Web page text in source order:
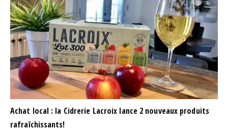
Achat local : la Cidrerie Lacroix lance 2 nouveaux produits
rafraîchissants!